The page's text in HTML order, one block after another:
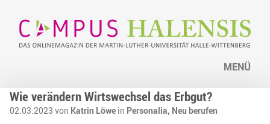
MENÜ
Wie verändern Wirtswechsel das Erbgut?
02.03.2023 von Katrin Löwe in Personalia, Neu berufen